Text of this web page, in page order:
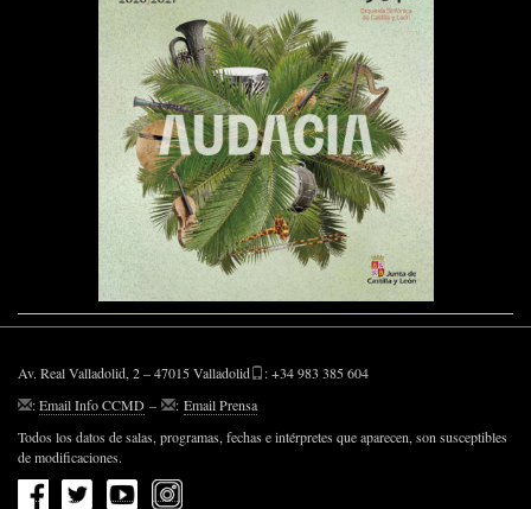
Av. Real Valladolid, 2 – 47015 Valladolid
: +34 983 385 604
:Email Info CCMD – : Email Prensa
Todos los datos de salas, programas, fechas e intérpretes que aparecen, son susceptibles
de modificaciones.